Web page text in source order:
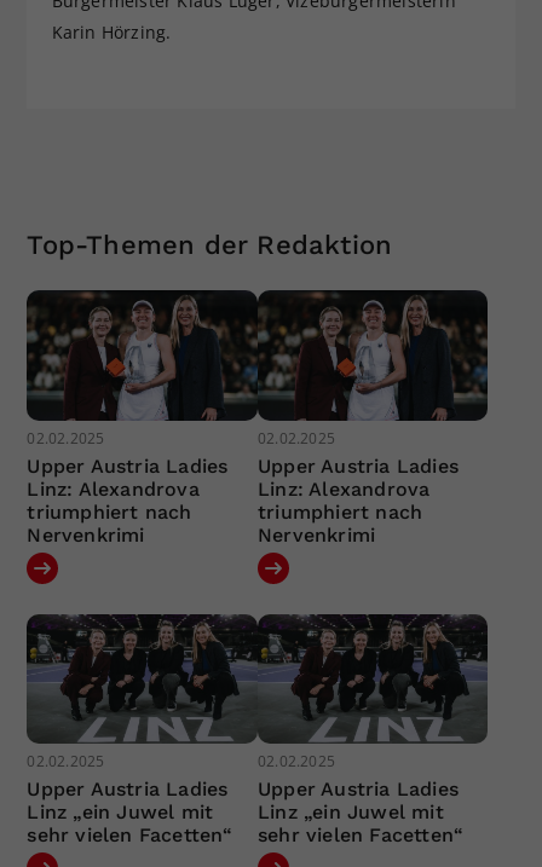
Karin Hörzing.
Top-Themen der Redaktion
02.02.2025
Upper Austria Ladies
Linz: Alexandrova
triumphiert nach
Nervenkrimi
02.02.2025
Upper Austria Ladies
Linz: Alexandrova
triumphiert nach
Nervenkrimi
02.02.2025
Upper Austria Ladies
Linz „ein Juwel mit
sehr vielen Facetten“
02.02.2025
Upper Austria Ladies
Linz „ein Juwel mit
sehr vielen Facetten“